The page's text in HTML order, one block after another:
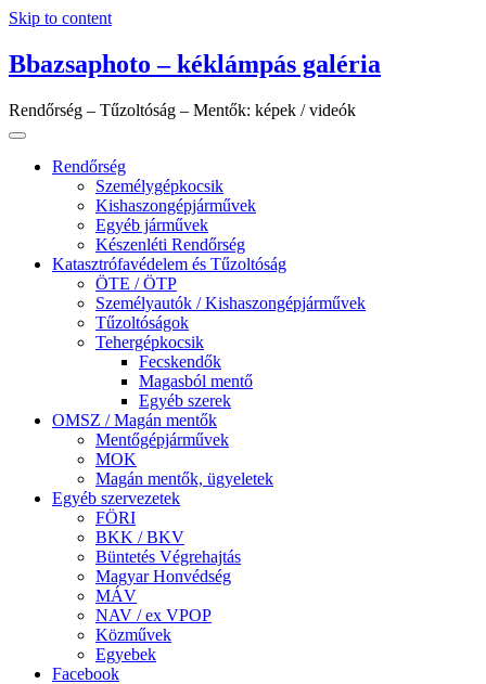
Skip to content
Bbazsaphoto – kéklámpás galéria
Rendőrség – Tűzoltóság – Mentők: képek / videók
Rendőrség
Személygépkocsik
Kishaszongépjárművek
Egyéb járművek
Készenléti Rendőrség
Katasztrófavédelem és Tűzoltóság
ÖTE / ÖTP
Személyautók / Kishaszongépjárművek
Tűzoltóságok
Tehergépkocsik
Fecskendők
Magasból mentő
Egyéb szerek
OMSZ / Magán mentők
Mentőgépjárművek
MOK
Magán mentők, ügyeletek
Egyéb szervezetek
FÖRI
BKK / BKV
Büntetés Végrehajtás
Magyar Honvédség
MÁV
NAV / ex VPOP
Közművek
Egyebek
Facebook